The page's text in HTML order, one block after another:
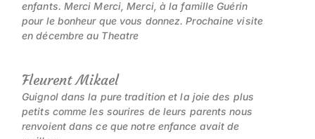
enfants. Merci Merci, Merci, à la famille Guérin
pour le bonheur que vous donnez. Prochaine visite
en décembre au Theatre
Fleurent Mikael
Guignol dans la pure tradition et la joie des plus
petits comme les sourires de leurs parents nous
renvoient dans ce que notre enfance avait de